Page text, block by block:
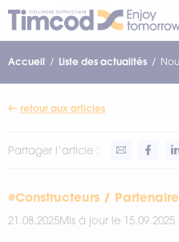
Accueil Liste des actualités
retour aux articles
Partager l’article :
#Constructeurs /
21.08.2025Mis à jour le 15.09.2025